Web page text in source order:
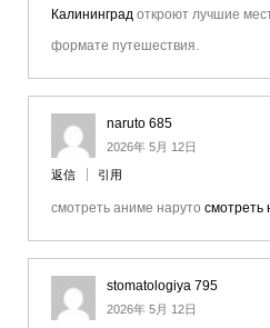
Калининградоткроют лучшие
формате путешествия.
naruto 685
2026年 5月 12日
返信 引用
смотреть аниме наруто смотреть
stomatologiya 795
2026年 5月 12日